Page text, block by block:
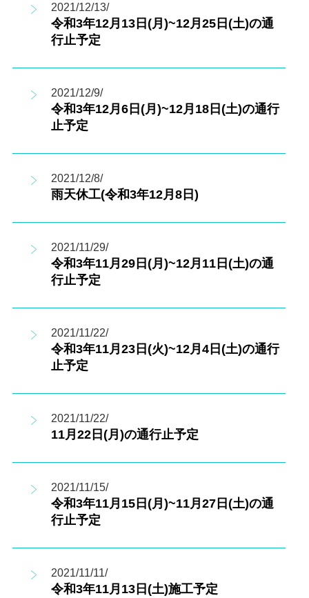
2021/12/13/
令和3年12月13日(月)~12月25日(土)の通
行止予定
2021/12/9/
令和3年12月6日(月)~12月18日(土)の通行
止予定
2021/12/8/
雨天休工(令和3年12月8日)
2021/11/29/
令和3年11月29日(月)~12月11日(土)の通
行止予定
2021/11/22/
令和3年11月23日(火)~12月4日(土)の通行
止予定
2021/11/22/
11月22日(月)の通行止予定
2021/11/15/
令和3年11月15日(月)~11月27日(土)の通
行止予定
2021/11/11/
令和3年11月13日(土)施工予定